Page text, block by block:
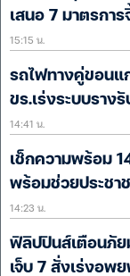
เสนอ 7 มาตรกา
15:15 น.
รถไฟทางคู่ขอนแ
ขร.เร่งระบบราง
14:41 น.
เช็กความพร้อม
พร้อมช่วยประชา
14:23 น.
ฟิลิปปินส์เตือนภั
เจ็บ 7 สั่งเร่งอพ